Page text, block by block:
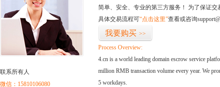
联系所有人
微信：15810106080
简单、安全、专业的第三方服务！ 为了保证
具体交易流程可“点击这里”查看或咨询
我要购买 >>
Process Overview:
4.cn is a world leading domain escrow service
million RMB transaction volume every year. We
5 workdays.